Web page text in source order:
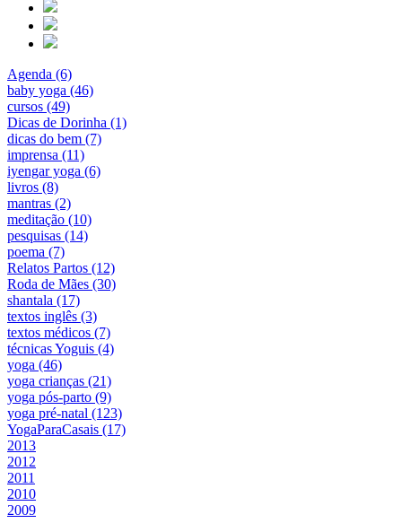
Agenda (6)
baby yoga (46)
cursos (49)
Dicas de Dorinha (1)
dicas do bem (7)
imprensa (11)
iyengar yoga (6)
livros (8)
mantras (2)
meditação (10)
pesquisas (14)
poema (7)
Relatos Partos (12)
Roda de Mães (30)
shantala (17)
textos inglês (3)
textos médicos (7)
técnicas Yoguis (4)
yoga (46)
yoga crianças (21)
yoga pós-parto (9)
yoga pré-natal (123)
YogaParaCasais (17)
2013
2012
2011
2010
2009